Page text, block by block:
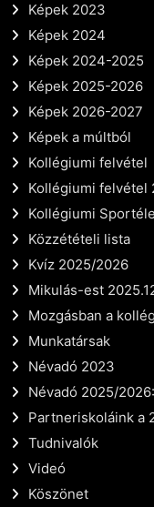
Képek 2023
Képek 2024
Képek 2024-2025
Képek 2025-2026
Képek 2026-2027
Képek a múltból
Kollégiumi felvétel
Kollégiumi felvétel
Kollégiumi
Közzétételi lista
Kvíz 2025/2026
Mikulás-est
Mozgásban a
Munkatársak
Névadó 2023
Névadó 2025/
Partneriskoláink a
Tudnivalók
Videó
Köszönet